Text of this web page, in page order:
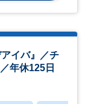
イバ』／チ
年休125日